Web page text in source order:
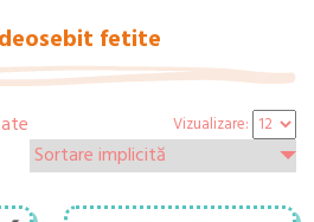
fetite
Vizualizare: